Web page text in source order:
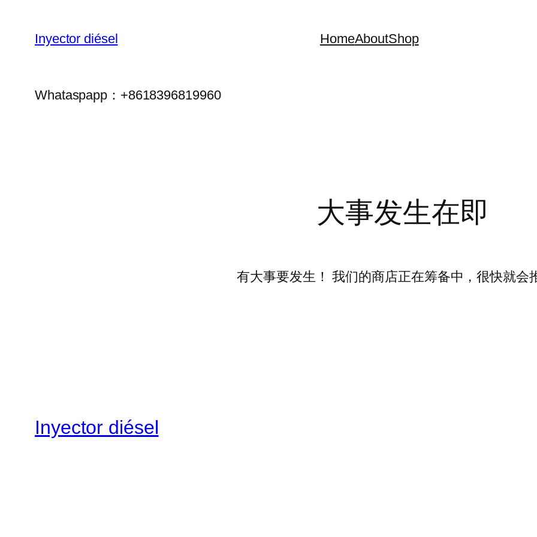
Inyector diésel HomeAboutShop
Whataspapp：+8618396819960
大事发生在即
有大事要发生！ 我们的商店正在筹备中，很快就会
Inyector diésel